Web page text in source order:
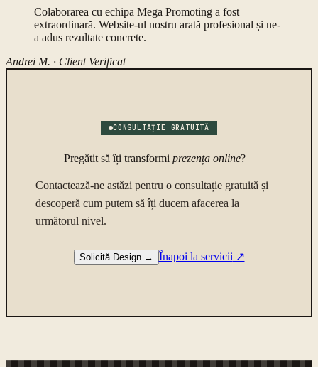
Colaborarea cu echipa Mega Promoting a fost
extraordinară. Website-ul nostru arată profesional și ne-
a adus rezultate concrete.
Andrei M. · Client Verificat
CONSULTAȚIE GRATUITĂ
Pregătit să îți transformi prezența online?
Contactează-ne astăzi pentru o consultație gratuită și
descoperă cum putem să îți ducem afacerea la
următorul nivel.
Solicită Design→ Înapoi la servicii ↗